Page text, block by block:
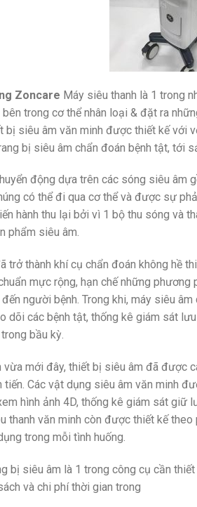
Zoncare Máy siêu thanh là 1 trong
trong cơ thể nhân loại & đặt ra
bị siêu âm văn minh được thiết kế với
bị siêu âm chẩn đoán bệnh tật, tới
động dựa trên các sóng siêu
có thể đi qua cơ thể và được sự
hành thu lại bởi vì 1 bộ thu sóng và
phẩm siêu âm.
trở thành khí cụ chẩn đoán không hề
mực rộng, hạn chế những
đến người bệnh. Trong khi, máy siêu
dõi các bệnh tật, thống kê giám sát
bầu kỳ.
vừa mới đây, thiết bị siêu âm đã được
tiến. Các vật dụng siêu âm văn minh
hình ảnh 4D, thống kê giám sát giữ
thanh văn minh còn được thiết kế
trong mỗi tình huống.
bị siêu âm là 1 trong công cụ cần
và chi phí thời gian trong